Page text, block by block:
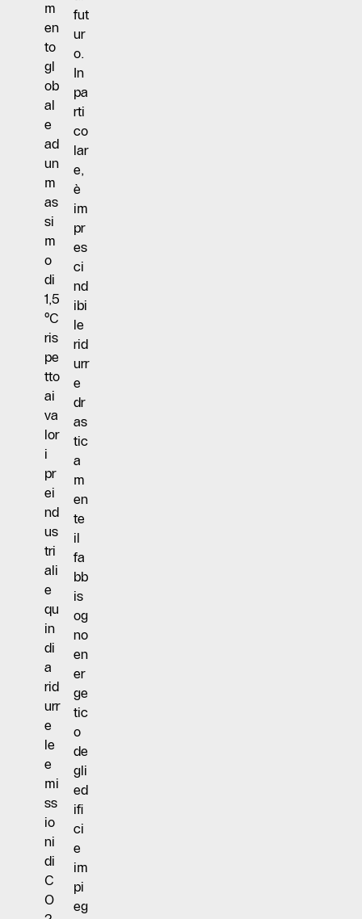
m
en
to
gl
ob
al
e
ad
un
m
as
si
m
o
di
1,5
°C
ris
pe
tto
ai
va
lor
i
pr
ei
nd
us
tri
ali
e
qu
in
di
a
rid
urr
e
le
e
mi
ss
io
ni
di
C
O
fut
ur
o.
In
pa
rti
co
lar
e,
è
im
pr
es
ci
nd
ibi
le
rid
urr
e
dr
as
tic
a
m
en
te
il
fa
bb
is
og
no
en
er
ge
tic
o
de
gli
ed
ifi
ci
e
im
pi
eg